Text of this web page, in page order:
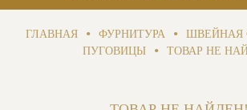
ГЛАВНАЯ • ФУРНИТУРА • ШВЕЙНАЯ
ПУГОВИЦЫ • ТОВАР НЕ